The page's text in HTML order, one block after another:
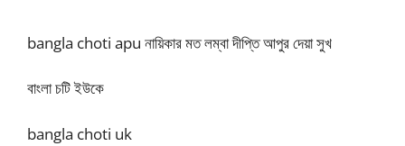
bangla choti apu নায়িকার মত লম্বা দীপ্তি আপুর দেয়া সুখ
বাংলা চটি ইউকে
bangla choti uk